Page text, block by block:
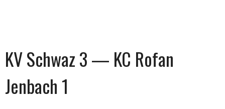
KV Schwaz 3 — KC Rofan
Jenbach 1